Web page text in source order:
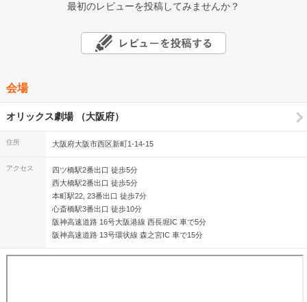
最初のレビューを投稿してみませんか？
会場
オリックス劇場 （大阪府）
住所 大阪府大阪市西区新町1-14-15
アクセス
四ツ橋駅2番出口 徒歩5分
西大橋駅2番出口 徒歩5分
本町駅22, 23番出口 徒歩7分
心斎橋駅3番出口 徒歩10分
阪神高速道路 16号大阪港線 西長堀IC 車で5分
阪神高速道路 13号環状線 森之宮IC 車で15分